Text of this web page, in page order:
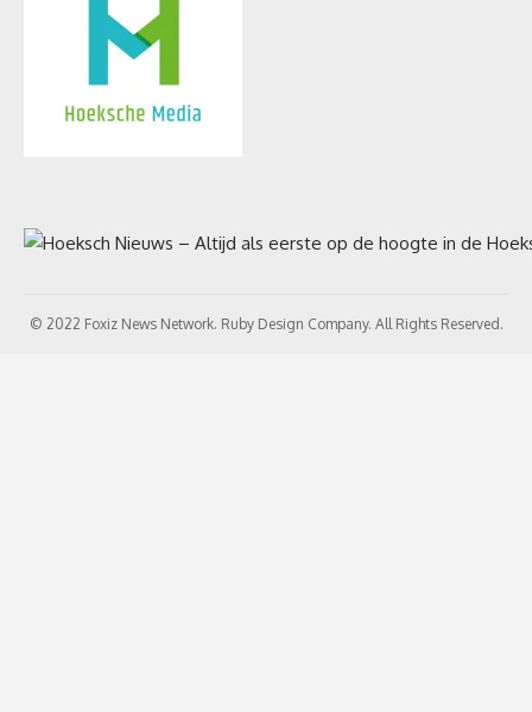
© 2022 Foxiz News Network. Ruby Design Company. All Rights Reserved.